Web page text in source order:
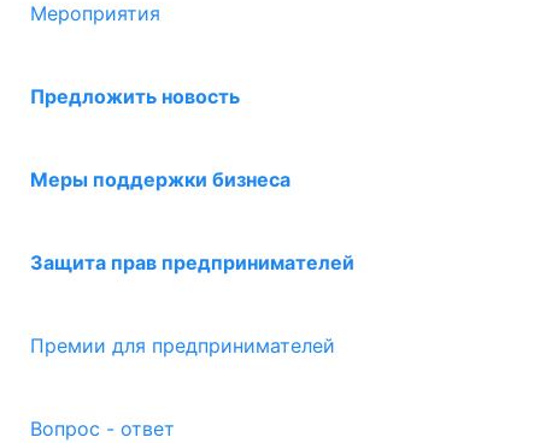
Мероприятия
Предложить новость
Меры поддержки бизнеса
Защита прав предпринимателей
Премии для предпринимателей
Вопрос - ответ